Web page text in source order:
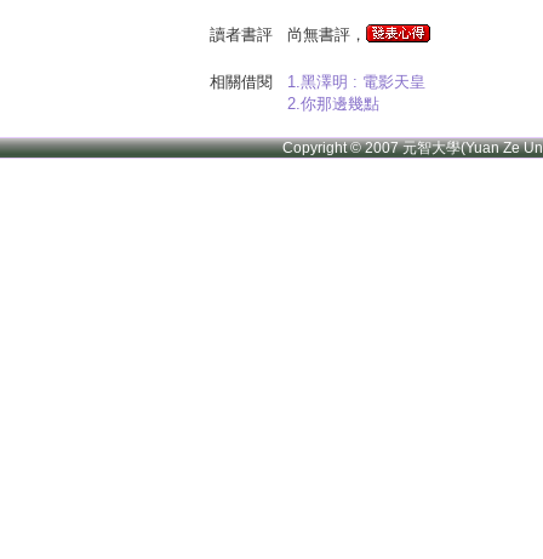
讀者書評 尚無書評，
相關借閱
1.黑澤明 : 電影天皇
2.你那邊幾點
Copyright © 2007 元智大學(Yuan Ze